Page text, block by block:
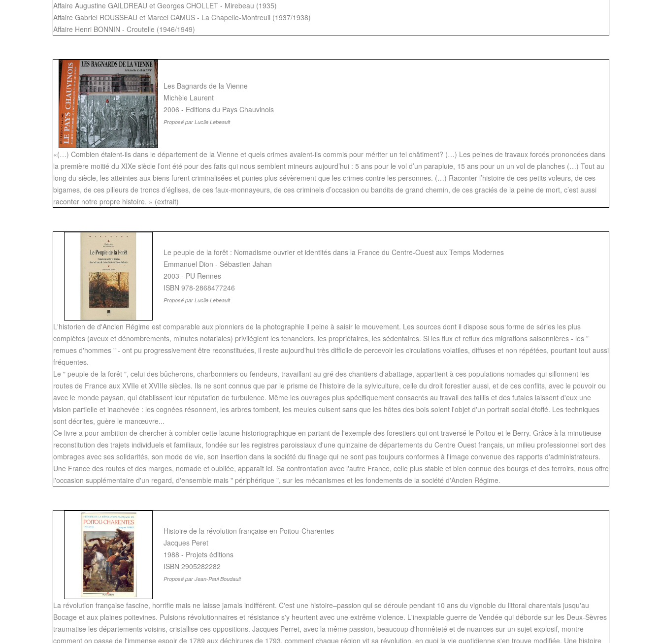
Affaire Augustine GAILDREAU et Georges CHOLLET - Mirebeau (1935)
Affaire Gabriel ROUSSEAU et Marcel CAMUS - La Chapelle-Montreuil (1937/1938)
Affaire Henri BONNIN - Croutelle (1946/1949)
Les Bagnards de la Vienne
Michèle Laurent
2006 - Editions du Pays Chauvinois
Proposé par Lucile Lebeault
«(…) Combien étaient-ils dans le département de la Vienne et quels crimes avaient-ils commis pour mériter un tel châtiment? (…) Les peines de travaux forcés prononcées dans
la première moitié du XIXe siècle l’ont été pour des faits qui nous semblent mineurs aujourd’hui : 5 ans pour le vol d’un parapluie, 15 ans pour un un vol de planches (…) Tout au
long du siècle, les atteintes aux biens furent criminalisées et punies plus sévèrement que les crimes contre les personnes. (…) Raconter l’histoire de ces petits voleurs, de ces
bigames, de ces pilleurs de troncs d’églises, de ces faux-monnayeurs, de ces criminels d’occasion ou bandits de grand chemin, de ces graciés de la peine de mort, c’est aussi
raconter notre propre histoire. » (extrait)
Le peuple de la forêt : Nomadisme ouvrier et identités dans la France du Centre-Ouest aux Temps Modernes
Emmanuel Dion - Sébastien Jahan
2003 - PU Rennes
ISBN 978-2868477246
Proposé par Lucile Lebeault
L'historien de d'Ancien Régime est comparable aux pionniers de la photographie il peine à saisir le mouvement. Les sources dont il dispose sous forme de séries les plus
complètes (aveux et dénombrements, minutes notariales) privilégient les tenanciers, les propriétaires, les sédentaires. Si les flux et reflux des migrations saisonnières - les "
remues d'hommes " - ont pu progressivement être reconstituées, il reste aujourd'hui très difficile de percevoir les circulations volatiles, diffuses et non répétées, pourtant tout aussi
fréquentes.
Le " peuple de la forêt ", celui des bûcherons, charbonniers ou fendeurs, travaillant au gré des chantiers d'abattage, appartient à ces populations nomades qui sillonnent les
routes de France aux XVIIe et XVIIIe siècles. Ils ne sont connus que par le prisme de l'histoire de la sylviculture, celle du droit forestier aussi, et de ces conflits, avec le pouvoir ou
avec le monde paysan, qui établissent leur réputation de turbulence. Même les ouvrages plus spécifiquement consacrés au travail des taillis et des futaies laissent d'eux une
vision partielle et inachevée : les cognées résonnent, les arbres tombent, les meules cuisent sans que les hôtes des bois soient l'objet d'un portrait social étoffé. Les techniques
sont décrites, guère le manœuvre...
Ce livre a pour ambition de chercher à combler cette lacune historiographique en partant de l'exemple des forestiers qui ont traversé le Poitou et le Berry. Grâce à la minutieuse
reconstitution des trajets individuels et familiaux, fondée sur les registres paroissiaux d'une quinzaine de départements du Centre Ouest français, un milieu professionnel sort des
ombrages avec ses solidarités, son mode de vie, son insertion dans la société du finage qui ne sont pas toujours conformes à l'image convenue des rapports d'administrateurs.
Une France des routes et des marges, nomade et oubliée, apparaît ici. Sa confrontation avec l'autre France, celle plus stable et bien connue des bourgs et des terroirs, nous offre
l'occasion supplémentaire d'un regard, d'ensemble mais " périphérique ", sur les mécanismes et les fondements de la société d'Ancien Régime.
Histoire de la révolution française en Poitou-Charentes
Jacques Peret
1988 - Projets éditions
ISBN 2905282282
Proposé par Jean-Paul Boudault
La révolution française fascine, horrifie mais ne laisse jamais indifférent. C'est une histoire–passion qui se déroule pendant 10 ans du vignoble du littoral charentais jusqu'au
Bocage et aux plaines poitevines. Pulsions révolutionnaires et résistance s'y heurtent avec une extrême violence. L'inexpiable guerre de Vendée qui déborde sur les Deux-Sèvres
traumatise les départements voisins, cristallise ces oppositions. Jacques Perret, avec la même passion, beaucoup d'honnêteté et de nuances sur un sujet explosif, montre
comment on passe de l'immense espoir de 1789 aux déchirures de 1793, comment chaque région vit sa révolution, en quoi la vie quotidienne s'en trouve modifiée. Une histoire